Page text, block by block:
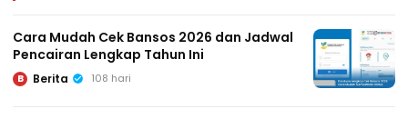
Cara Mudah Cek Bansos 2026 dan Jadwal
Pencairan Lengkap Tahun Ini
B Berita 108 hari